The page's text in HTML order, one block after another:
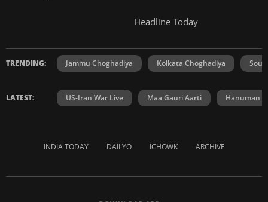
Headline Today
TRENDING: Jammu Choghadiya Kolkata Choghadiya
LATEST: US-Iran War Live Maa Gauri Aarti Hanuman
INDIA TODAY DAILYO ICHOWK ARCHIVE